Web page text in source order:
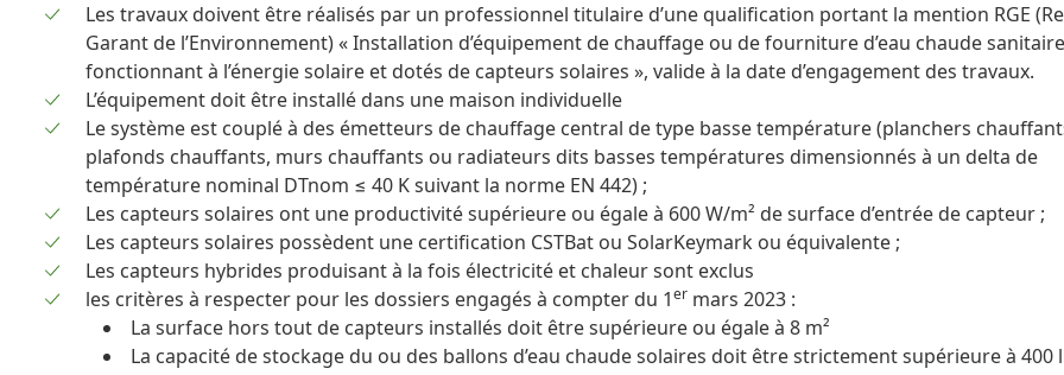
Les travaux doivent être réalisés par un professionnel titulaire d’une qualification portant la mention RGE
Garant de l’Environnement) « Installation d’équipement de chauffage ou de fourniture d’eau chaude sanitaire
fonctionnant à l’énergie solaire et dotés de capteurs solaires », valide à la date d’engagement des travaux.
L’équipement doit être installé dans une maison individuelle
Le système est couplé à des émetteurs de chauffage central de type basse température (planchers
plafonds chauffants, murs chauffants ou radiateurs dits basses températures dimensionnés à un delta de
température nominal DTnom ≤ 40 K suivant la norme EN 442) ;
Les capteurs solaires ont une productivité supérieure ou égale à 600 W/m² de surface d’entrée de capteur ;
Les capteurs solaires possèdent une certification CSTBat ou SolarKeymark ou équivalente ;
Les capteurs hybrides produisant à la fois électricité et chaleur sont exclus
les critères à respecter pour les dossiers engagés à compter du 1er mars 2023 :
La surface hors tout de capteurs installés doit être supérieure ou égale à 8 m²
La capacité de stockage du ou des ballons d’eau chaude solaires doit être strictement supérieure à 400